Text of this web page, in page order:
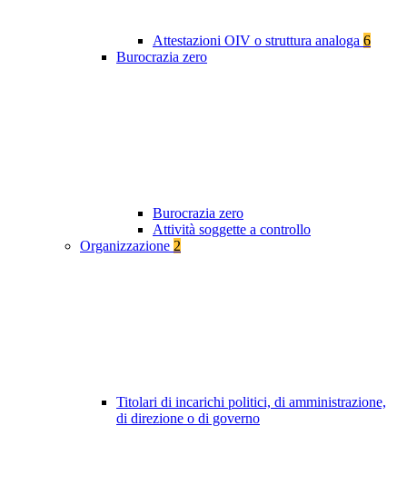
Attestazioni OIV o struttura analoga 6
Burocrazia zero
Burocrazia zero
Attività soggette a controllo
Organizzazione 2
Titolari di incarichi politici, di amministrazione,
di direzione o di governo